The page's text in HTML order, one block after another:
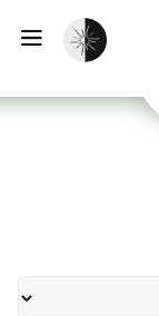
הפעלת מצב כהה